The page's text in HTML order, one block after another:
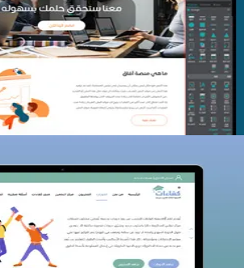
منصة أفق للتدريب
التفاصيل
كفاءات للتدريب